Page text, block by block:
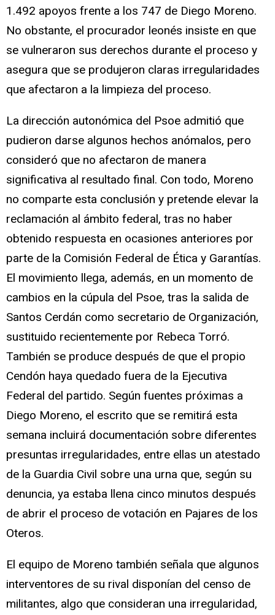
1.492 apoyos frente a los 747 de Diego Moreno.
No obstante, el procurador leonés insiste en que
se vulneraron sus derechos durante el proceso y
asegura que se produjeron claras irregularidades
que afectaron a la limpieza del proceso.
La dirección autonómica del Psoe admitió que
pudieron darse algunos hechos anómalos, pero
consideró que no afectaron de manera
significativa al resultado final. Con todo, Moreno
no comparte esta conclusión y pretende elevar la
reclamación al ámbito federal, tras no haber
obtenido respuesta en ocasiones anteriores por
parte de la Comisión Federal de Ética y Garantías.
El movimiento llega, además, en un momento de
cambios en la cúpula del Psoe, tras la salida de
Santos Cerdán como secretario de Organización,
sustituido recientemente por Rebeca Torró.
También se produce después de que el propio
Cendón haya quedado fuera de la Ejecutiva
Federal del partido. Según fuentes próximas a
Diego Moreno, el escrito que se remitirá esta
semana incluirá documentación sobre diferentes
presuntas irregularidades, entre ellas un atestado
de la Guardia Civil sobre una urna que, según su
denuncia, ya estaba llena cinco minutos después
de abrir el proceso de votación en Pajares de los
Oteros.
El equipo de Moreno también señala que algunos
interventores de su rival disponían del censo de
militantes, algo que consideran una irregularidad,